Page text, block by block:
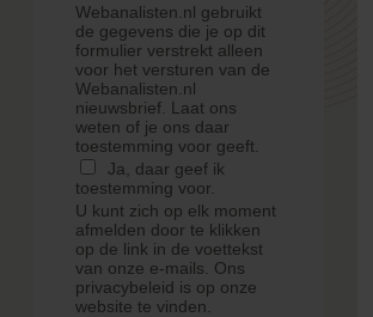
Webanalisten.nl gebruikt
de gegevens die je op dit
formulier verstrekt alleen
voor het versturen van de
Webanalisten.nl
nieuwsbrief. Laat ons
weten of je ons daar
toestemming voor geeft.
Ja, daar geef ik
toestemming voor.
U kunt zich op elk moment
afmelden door te klikken
op de link in de voettekst
van onze e-mails. Ons
privacybeleid is op onze
website te vinden.